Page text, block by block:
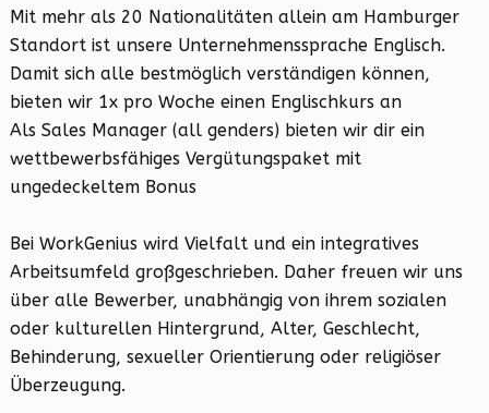
Mit mehr als 20 Nationalitäten allein am Hamburger
Standort ist unsere Unternehmenssprache Englisch.
Damit sich alle bestmöglich verständigen können,
bieten wir 1x pro Woche einen Englischkurs an
Als Sales Manager (all genders) bieten wir dir ein
wettbewerbsfähiges Vergütungspaket mit
ungedeckeltem Bonus
Bei WorkGenius wird Vielfalt und ein integratives
Arbeitsumfeld großgeschrieben. Daher freuen wir uns
über alle Bewerber, unabhängig von ihrem sozialen
oder kulturellen Hintergrund, Alter, Geschlecht,
Behinderung, sexueller Orientierung oder religiöser
Überzeugung.